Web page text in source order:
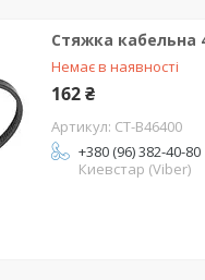
Стяжка кабельна
Немає в наявності
162 ₴
CT-B46400
+380 (96) 382-40-80
Киевстар (Viber)